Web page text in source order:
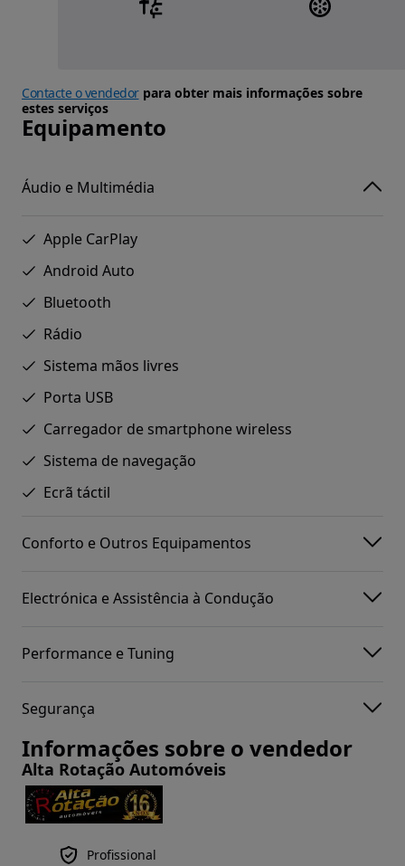
Contacte o vendedorpara obter mais informações sobre
estes serviços
Equipamento
Áudio e Multimédia
Apple CarPlay
Android Auto
Bluetooth
Rádio
Sistema mãos livres
Porta USB
Carregador de smartphone wireless
Sistema de navegação
Ecrã táctil
Conforto e Outros Equipamentos
Electrónica e Assistência à Condução
Performance e Tuning
Segurança
Informações sobre o vendedor
Alta Rotação Automóveis
Profissional